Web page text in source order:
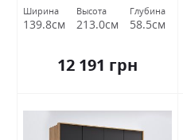
Ширина
139.8см
Высота
213.0см
Глубина
58.5см
12 191 грн